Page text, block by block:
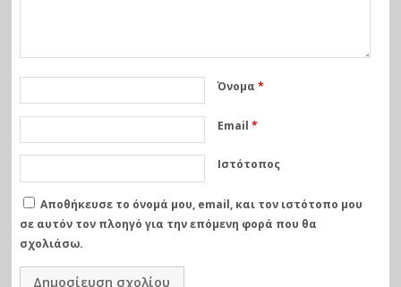
Όνομα *
Email *
Ιστότοπος
Αποθήκευσε το όνομά μου, email, και τον ιστότοπο μου
σε αυτόν τον πλοηγό για την επόμενη φορά που θα
σχολιάσω.